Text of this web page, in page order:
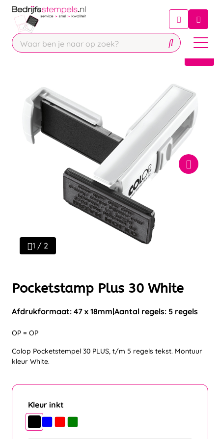
Chatbot
Chat 24/7 met onze chatbot voor
Contact
1 / 2
Pocketstamp Plus 30 White
Afdrukformaat: 47 x 18mm Aantal regels: 5 regels
OP = OP
Colop Pocketstempel 30 PLUS, t/m 5 regels tekst. Montuur
kleur White.
Kleur inkt